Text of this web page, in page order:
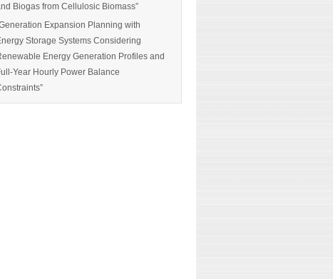
Biogas from Cellulosic Biomass”
Expansion Planning with
Storage Systems Considering
Energy Generation Profiles and
Year Hourly Power Balance